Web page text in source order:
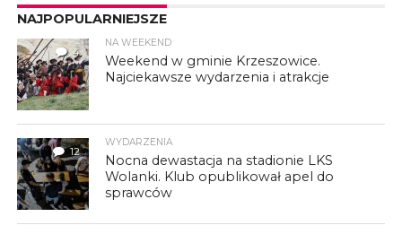
NAJPOPULARNIEJSZE
4
NA WEEKEND
Weekend w gminie Krzeszowice.
Najciekawsze wydarzenia i atrakcje
12
WYDARZENIA
Nocna dewastacja na stadionie LKS
Wolanki. Klub opublikował apel do
sprawców